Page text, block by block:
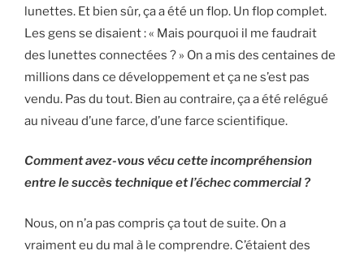
lunettes. Et bien sûr,ça a été un flop. Un flop complet.
Les gens se disaient : « Mais pourquoi il me faudrait
des lunettes connectées ? » On a mis des centaines de
millions dans ce développement et ça ne s’est pas
vendu. Pas du tout. Bien au contraire, ça a été relégué
au niveau d’une farce, d’une farce scientifique.
Comment avez-vous vécu cette incompréhension
entre le succès technique et l’échec commercial ?
Nous, on n’a pas compris ça tout de suite. On a
vraiment eu du mal à le comprendre. C’étaient des